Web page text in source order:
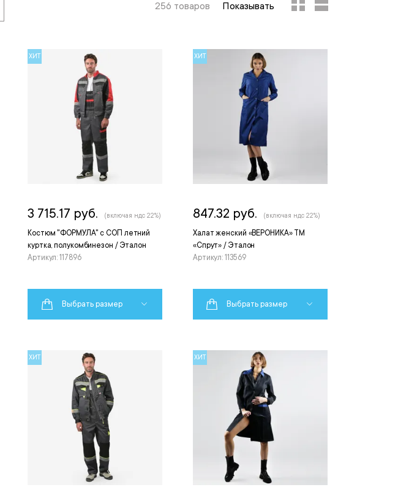
256 товаров Показывать
ХИТ
Костюм "ФОРМУЛА" с СОП летний
куртка, полукомбинезон / Эталон
Артикул: 117896
3 715.17 руб. (включая ндс 22%)
Выбрать размер
ХИТ
Халат женский «ВЕРОНИКА» ТМ
«Спрут» / Эталон
Артикул: 113569
847.32 руб. (включая ндс 22%)
Выбрать размер
ХИТ ХИТ